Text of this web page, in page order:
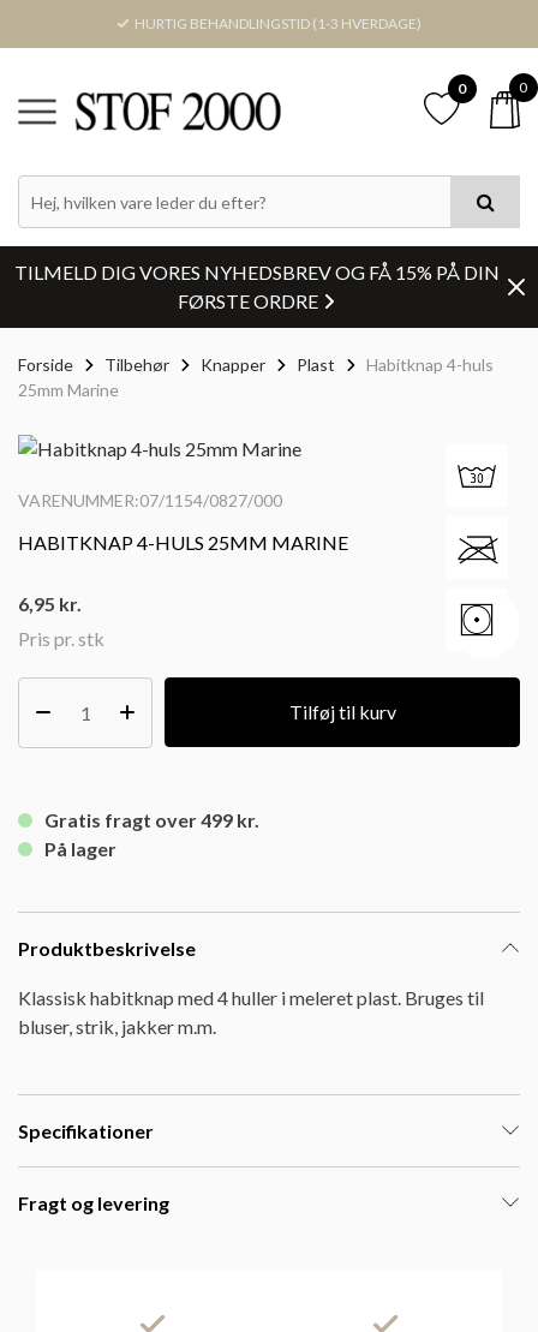
HURTIG BEHANDLINGSTID (1-3 HVERDAGE)
0 0
TILMELD DIG VORES NYHEDSBREV OG FÅ 15% PÅ DIN
FØRSTE ORDRE
Forside Tilbehør Knapper Plast
Habitknap 4-huls
25mm Marine
VARENUMMER:07/1154/0827/000
HABITKNAP 4-HULS 25MM MARINE
Pris pr. stk
6,95 kr.
Tilføj til kurv
Gratis fragt over 499 kr.
På lager
Produktbeskrivelse
Klassisk habitknap med 4 huller i meleret plast. Bruges til
bluser, strik, jakker m.m.
Specifikationer
Fragt og levering